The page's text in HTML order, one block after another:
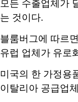
모든 수출업체가
는 것이다.
블룸버그에 따르
유럽 업체가 유로
미국의 한 가정용
이탈리아 공급업